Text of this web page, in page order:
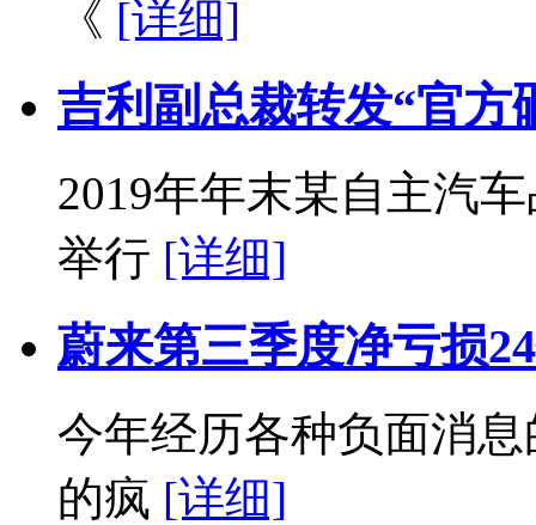
《 [详细]
吉利副总裁转发“官方
2019年年末某自主汽
举行 [详细]
蔚来第三季度净亏损
今年经历各种负面消
的疯 [详细]